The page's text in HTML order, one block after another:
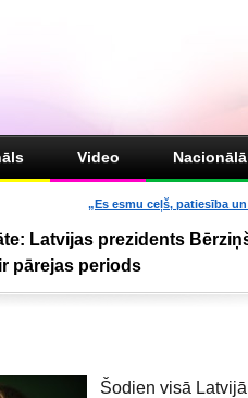
Video
„Es esmu ceļš, patiesība
Latvijas prezidents
pārejas periods
Šodien visā